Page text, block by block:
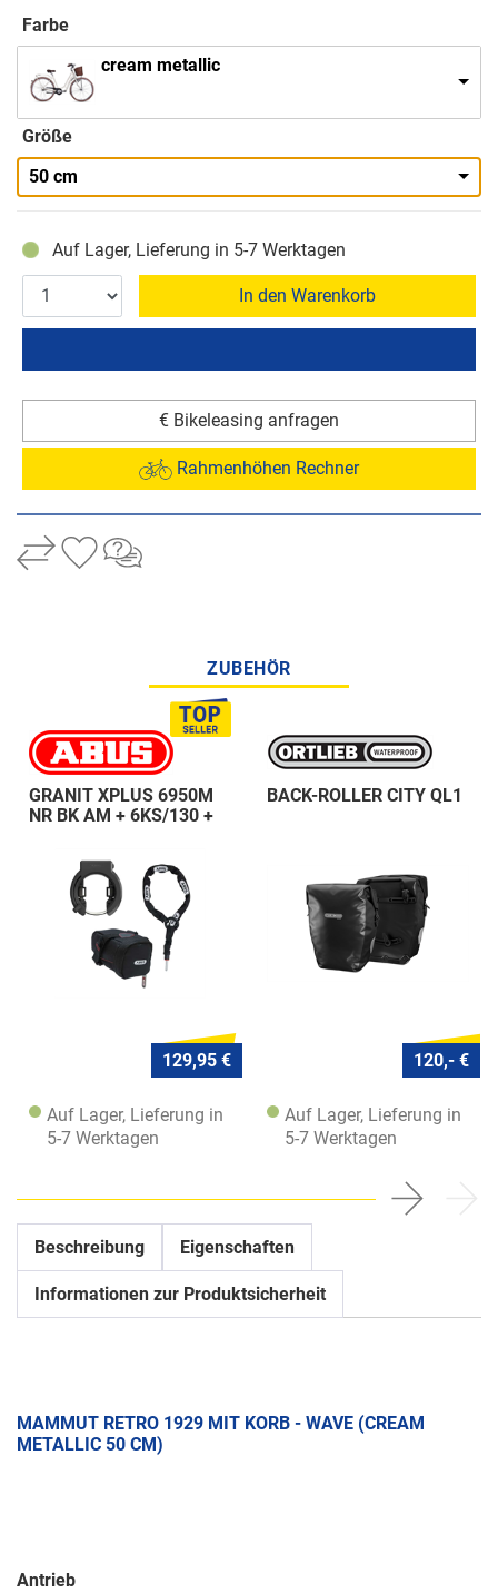
Farbe
cream metallic
Größe
50 cm
Auf Lager, Lieferung in 5-7 Werktagen
In den Warenkorb
€ Bikeleasing anfragen
Rahmenhöhen Rechner
ZUBEHÖR
GRANIT XPLUS 6950M
NR BK AM + 6KS/130 +
129,95 €
Auf Lager, Lieferung in
5-7 Werktagen
BACK-ROLLER CITY QL1
120,- €
Auf Lager, Lieferung in
5-7 Werktagen
Beschreibung Eigenschaften
Informationen zur Produktsicherheit
MAMMUT RETRO 1929 MIT KORB - WAVE (CREAM
METALLIC 50 CM)
Antrieb